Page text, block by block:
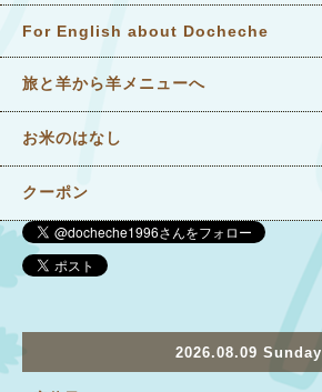
For English about Docheche
旅と羊から羊メニューへ
お米のはなし
クーポン
2026.08.09 Sunday